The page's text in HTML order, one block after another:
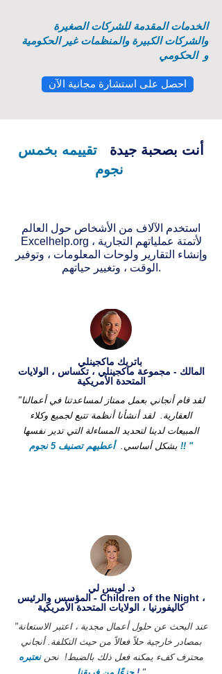
الخدمات المقدمة للشركات الصغيرة
والشركات الكبيرة والمنظمات غير الحكومية
و الحكومي
احصل على استشارة مجانية الآن
أنت بصحبة جيدة
تقييمه بخمس
نجوم
استخدم الآلاف من الأشخاص حول العالم
Excelhelp.org لأتمتة عملياتهم التجارية ،
وإنشاء التقارير ولوحات المعلومات ، وتوفير
الوقت ، وتغيير حياتهم.
باتريك ماكجينلي
المالك - مجموعة ماكجينلي ، تكساس ، الولايات
المتحدة الأمريكية
"لقد قام أنجاني بعمل ممتاز لمساعدتنا في أعمالنا
العقارية. لقد أنشأنا أنظمة تتبع لجميع وكلاء
المبيعات لدينا لتحديد المساءلة التي تدير نفسها
بشكل أساسي. أعطيهم تصنيف 5 نجوم !! "
د. لويس لي
المؤسس والرئيس - Children of the Night ،
كاليفورنيا ، الولايات المتحدة الأمريكية
"عند البحث عن حلول أعمال مجدية ، اعتبر الاستعانة
بمصادر خارجية حلاً فعالاً من حيث التكلفة. أنجاني
محترف كفء يمكنه فعل ذلك بالضبط! نحن نعتبره